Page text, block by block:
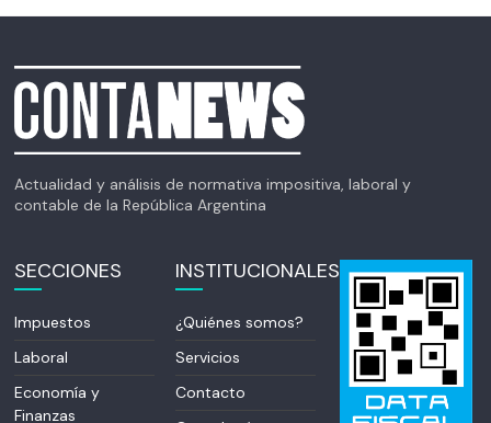
Actualidad y análisis de normativa impositiva, laboral y
contable de la República Argentina
SECCIONES
Impuestos
Laboral
Economía y
Finanzas
INSTITUCIONALES
¿Quiénes somos?
Servicios
Contacto